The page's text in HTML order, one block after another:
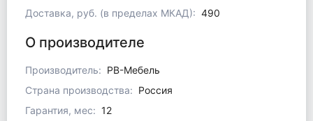
Доставка, руб. (в пределах МКАД): 490
О производителе
Производитель: РВ-Мебель
Страна производства: Россия
Гарантия, мес: 12